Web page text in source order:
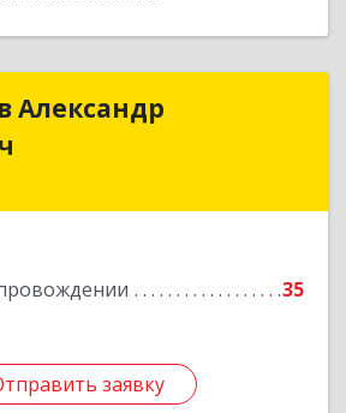
Александр
35
заявку
Хомутов Александр
Подробнее
заявку